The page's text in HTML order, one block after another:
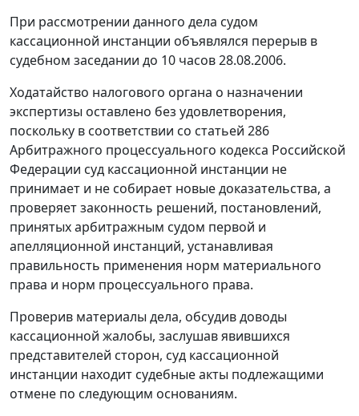
При рассмотрении данного дела судом
кассационной инстанции объявлялся перерыв в
судебном заседании до 10 часов 28.08.2006.
Ходатайство налогового органа о назначении
экспертизы оставлено без удовлетворения,
поскольку в соответствии со статьей 286
Арбитражного процессуального кодекса Российской
Федерации суд кассационной инстанции не
принимает и не собирает новые доказательства, а
проверяет законность решений, постановлений,
принятых арбитражным судом первой и
апелляционной инстанций, устанавливая
правильность применения норм материального
права и норм процессуального права.
Проверив материалы дела, обсудив доводы
кассационной жалобы, заслушав явившихся
представителей сторон, суд кассационной
инстанции находит судебные акты подлежащими
отмене по следующим основаниям.